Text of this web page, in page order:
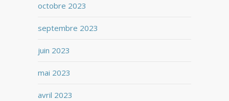
octobre 2023
septembre 2023
juin 2023
mai 2023
avril 2023